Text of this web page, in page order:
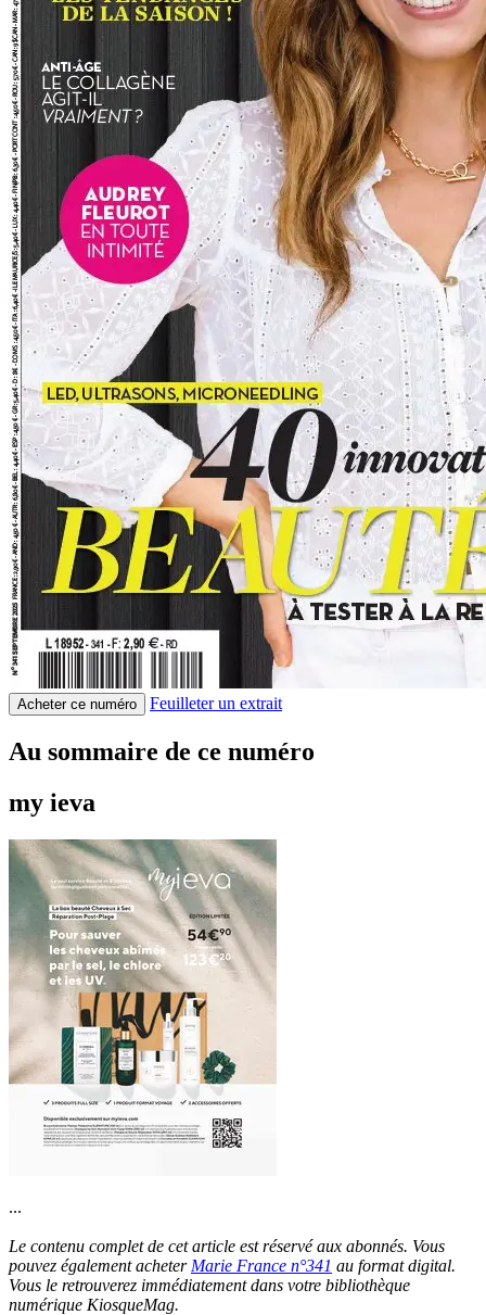
Acheter ce numéro Feuilleter un extrait
Au sommaire de ce numéro
my ieva
...
Le contenu complet de cet article est réservé aux abonnés. Vous
pouvez également acheter Marie France n°341 au format digital.
Vous le retrouverez immédiatement dans votre bibliothèque
numérique KiosqueMag.